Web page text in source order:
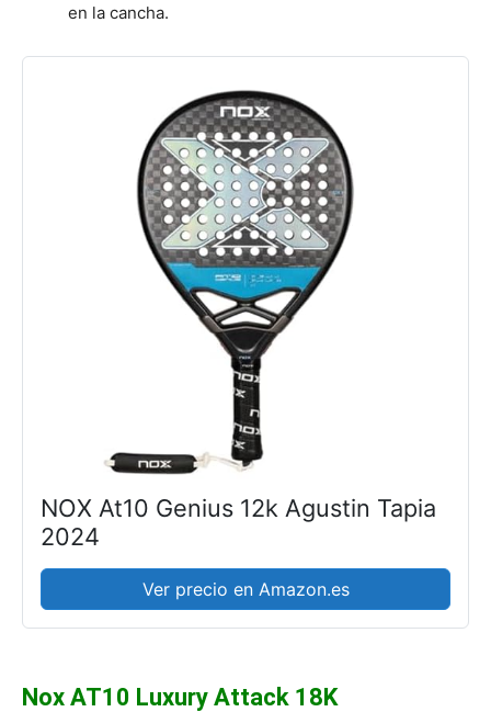
en la cancha.
NOX At10 Genius 12k Agustin Tapia
2024
Ver precio en Amazon.es
Nox AT10 Luxury Attack 18K